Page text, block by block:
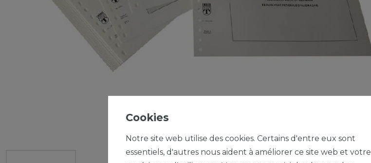
Cookies
Notre site web utilise des cookies. Certains d'entre eux sont
essentiels, d'autres nous aident à améliorer ce site web et votre